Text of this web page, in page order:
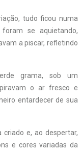
tudo ficou numa
se aquietando,
a piscar, refletindo
grama, sob um
o ar fresco e
entardecer de sua
e, ao despertar,
e cores variadas da